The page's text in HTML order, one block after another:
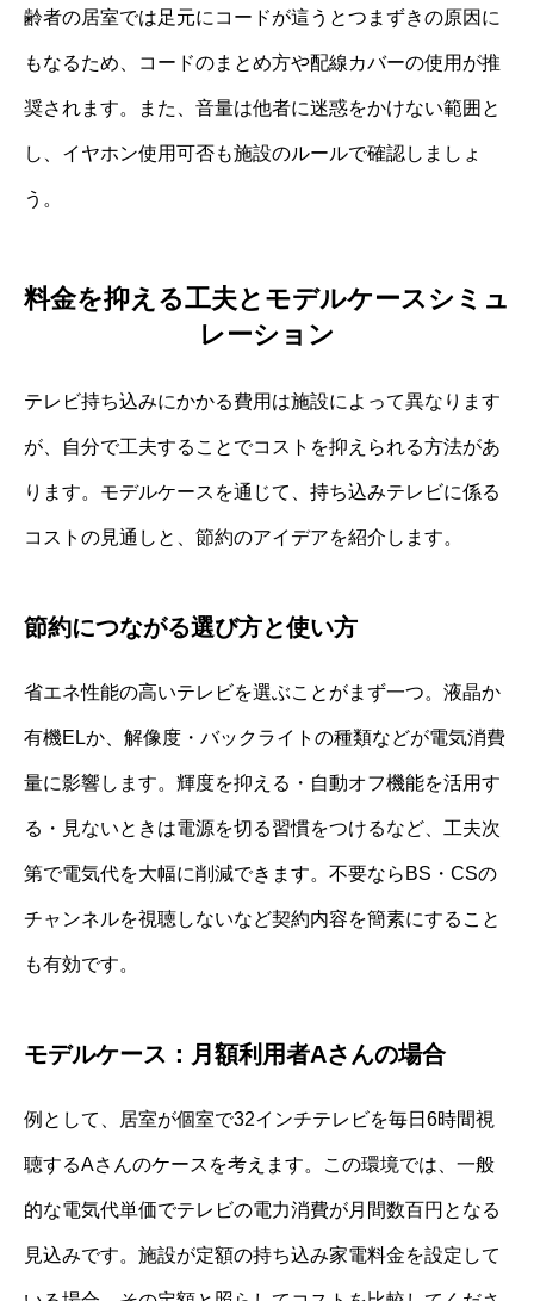
齢者の居室では足元にコードが這うとつまずきの原因に
もなるため、コードのまとめ方や配線カバーの使用が推
奨されます。また、音量は他者に迷惑をかけない範囲と
し、イヤホン使用可否も施設のルールで確認しましょ
う。
料金を抑える工夫とモデルケースシミュ
レーション
テレビ持ち込みにかかる費用は施設によって異なります
が、自分で工夫することでコストを抑えられる方法があ
ります。モデルケースを通じて、持ち込みテレビに係る
コストの見通しと、節約のアイデアを紹介します。
節約につながる選び方と使い方
省エネ性能の高いテレビを選ぶことがまず一つ。液晶か
有機ELか、解像度・バックライトの種類などが電気消費
量に影響します。輝度を抑える・自動オフ機能を活用す
る・見ないときは電源を切る習慣をつけるなど、工夫次
第で電気代を大幅に削減できます。不要ならBS・CSの
チャンネルを視聴しないなど契約内容を簡素にすること
も有効です。
モデルケース：月額利用者Aさんの場合
例として、居室が個室で32インチテレビを毎日6時間視
聴するAさんのケースを考えます。この環境では、一般
的な電気代単価でテレビの電力消費が月間数百円となる
見込みです。施設が定額の持ち込み家電料金を設定して